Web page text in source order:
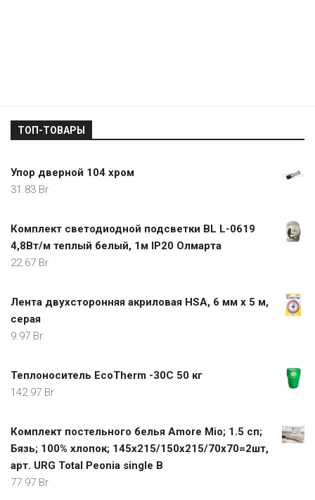
ТОП-ТОВАРЫ
Упор дверной 104 хром
31.83 Br
Комплект светодиодной подсветки BL L-0619
4,8Вт/м теплый белый, 1м IP20 Олмарта
22.67 Br
Лента двухсторонняя акриловая HSA, 6 мм х 5 м,
серая
9.97 Br
Теплоноситель EcoTherm -30C 50 кг
142.97 Br
Комплект постельного белья Amore Mio; 1.5 сп;
Бязь; 100% хлопок; 145х215/150х215/70х70=2шт,
арт. URG Total Peonia single B
77.97 Br